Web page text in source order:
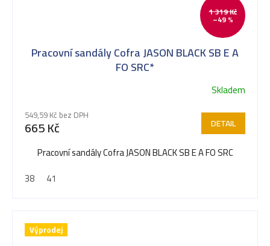
1 319 Kč
–49 %
Pracovní sandály Cofra JASON BLACK SB E A
FO SRC*
Skladem
549,59 Kč bez DPH
665 Kč DETAIL
Pracovní sandály Cofra JASON BLACK SB E A FO SRC
38
41
Výprodej